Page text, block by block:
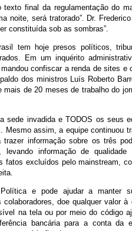
final da regulamentação do
noite, será tratorado”. Dr.
constituída sob as sombras”.
tem hoje presos políticos,
Em um inquérito
confiscar a renda de sites e
dos ministros Luís Roberto
mais de 20 meses de trabalho do
sede invadida e TODOS os seus
Mesmo assim, a equipe continuou
informação sobre os três
levando informação de
fatos excluídos pelo mainstream,
e pode ajudar a manter
doe qualquer valor à
na tela ou por meio do código
bancária para a conta da